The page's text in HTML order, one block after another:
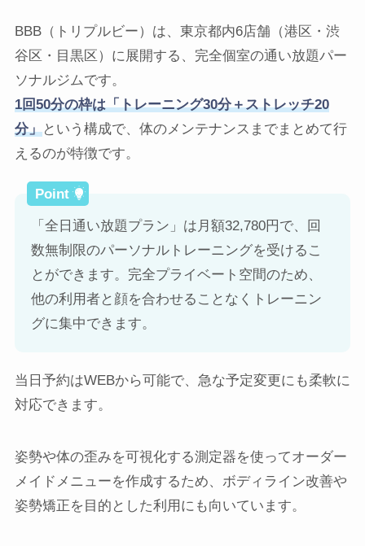
BBB（トリプルビー）は、東京都内6店舗（港区・渋
谷区・目黒区）に展開する、完全個室の通い放題パー
ソナルジムです。
1回50分の枠は「トレーニング30分＋ストレッチ20
分」という構成で、体のメンテナンスまでまとめて行
えるのが特徴です。
「全日通い放題プラン」は月額32,780円で、回
数無制限のパーソナルトレーニングを受けるこ
とができます。完全プライベート空間のため、
他の利用者と顔を合わせることなくトレーニン
グに集中できます。
当日予約はWEBから可能で、急な予定変更にも柔軟に
対応できます。
姿勢や体の歪みを可視化する測定器を使ってオーダー
メイドメニューを作成するため、ボディライン改善や
姿勢矯正を目的とした利用にも向いています。